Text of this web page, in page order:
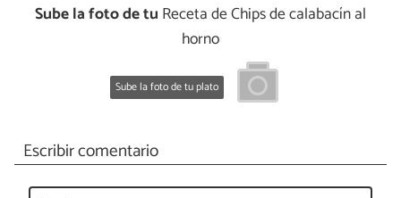
Sube la foto de tu Receta de Chips de calabacín al
horno
Sube la foto de tu plato
Escribir comentario